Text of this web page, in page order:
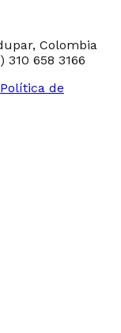
Colombia
310 658 3166
Política de